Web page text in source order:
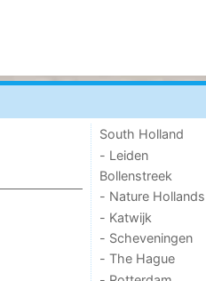
South Holland
- Leiden
Bollenstreek
- Nature
- Katwijk
- Scheveningen
- The Hague